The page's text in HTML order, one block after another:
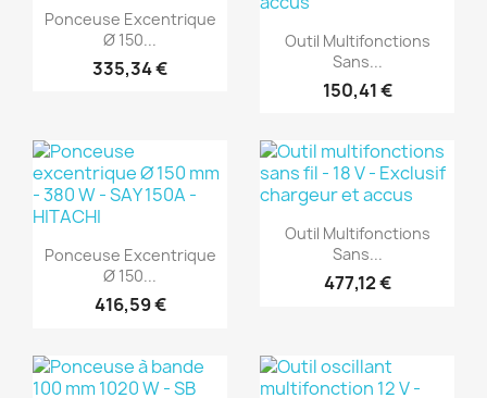
Aperçu rapide
Ponceuse Excentrique
Ø 150...
335,34 €
Aperçu rapide
Outil Multifonctions
Sans...
150,41 €
Aperçu rapide
Ponceuse Excentrique
Ø 150...
416,59 €
Aperçu rapide
Outil Multifonctions
Sans...
477,12 €
(1)